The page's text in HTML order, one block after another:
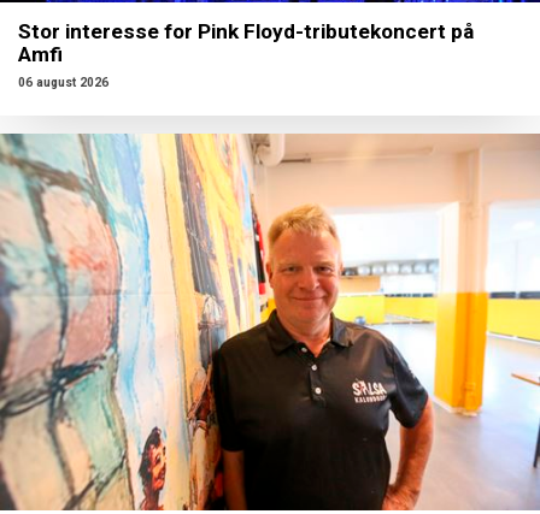
Stor interesse for Pink Floyd-tributekoncert på
Amfi
06 august 2026